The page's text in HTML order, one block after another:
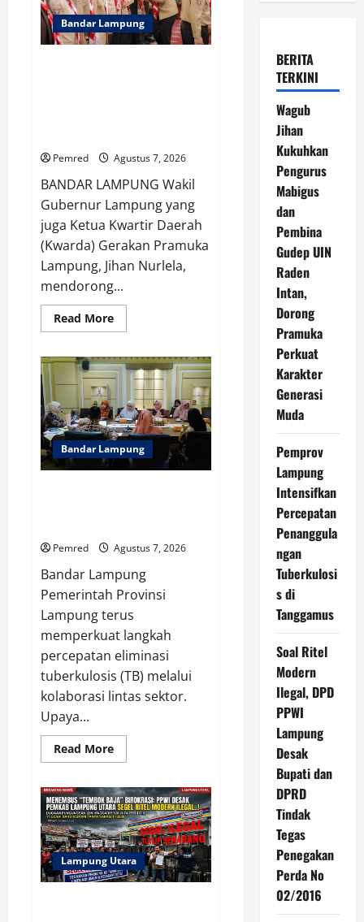
Bandar Lampung
Pemred Agustus 7, 2026
BANDAR LAMPUNG Wakil
Gubernur Lampung yang
juga Ketua Kwartir Daerah
(Kwarda) Gerakan Pramuka
Lampung, Jihan Nurlela,
mendorong...
Read MoreRead
more
Jihan
Kukuhkan
Pengurus
Mabigus
dan
Pembina
Gudep
UIN
Raden
Intan,
Bandar Lampung
Pemred Agustus 7, 2026
Bandar Lampung
Pemerintah Provinsi
Lampung terus
memperkuat langkah
percepatan eliminasi
tuberkulosis (TB) melalui
kolaborasi lintas sektor.
Upaya...
Read MoreRead
more
Lampung
Intensifkan
Percepatan
Penanggulangan
Tuberkulosis
di
Tanggamus
Lampung Utara
BERITA
TERKINI
Wagub
Jihan
Kukuhkan
Pengurus
Mabigus
dan
Pembina
Gudep UIN
Raden
Intan,
Dorong
Pramuka
Perkuat
Karakter
Generasi
Muda
Pemprov
Lampung
Intensifkan
Percepatan
Penanggula
ngan
Tuberkulosi
s di
Tanggamus
Soal Ritel
Modern
Ilegal, DPD
PPWI
Lampung
Desak
Bupati dan
DPRD
Tindak
Tegas
Penegakan
Perda No
02/2016